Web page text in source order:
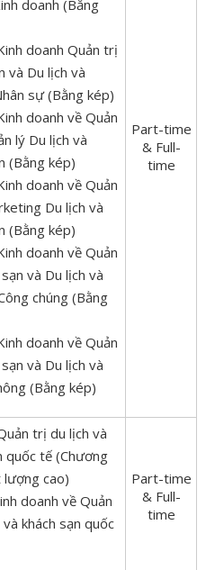
doanh (Bằng
doanh Quản trị
và Du lịch và
sự (Bằng kép)
doanh về Quản
lý Du lịch và
(Bằng kép)
doanh về Quản
Du lịch và
(Bằng kép)
doanh về Quản
và Du lịch và
chúng (Bằng
doanh về Quản
và Du lịch và
(Bằng kép)
Part-time
& Full-
time
trị du lịch và
quốc tế (Chương
cao)
doanh về Quản
khách sạn quốc
Part-time
& Full-
time